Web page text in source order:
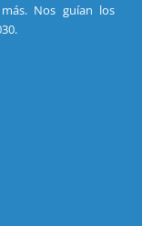
Nos guían los